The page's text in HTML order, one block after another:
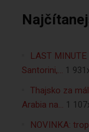
LAST
Santorini,… 1
Thajsko za
Arabia na… 1
NOVINKA: